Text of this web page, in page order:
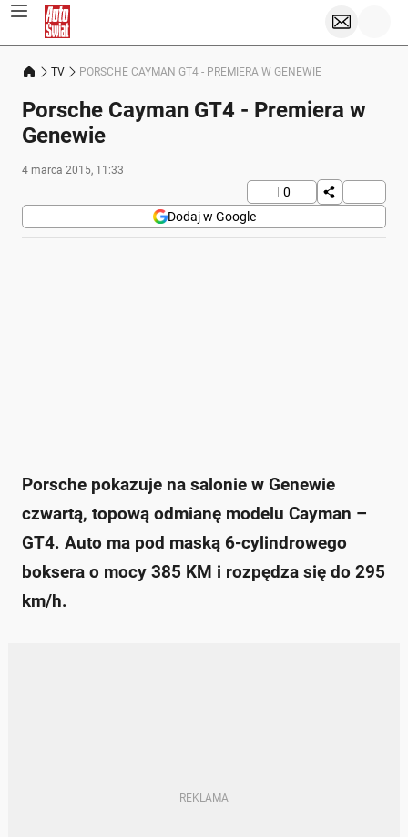
TV PORSCHE CAYMAN GT4 - PREMIERA W GENEWIE
Porsche Cayman GT4 - Premiera w
Genewie
4 marca 2015, 11:33
0
Dodaj w Google
Porsche pokazuje na salonie w Genewie
czwartą, topową odmianę modelu Cayman –
GT4. Auto ma pod maską 6-cylindrowego
boksera o mocy 385 KM i rozpędza się do 295
km/h.